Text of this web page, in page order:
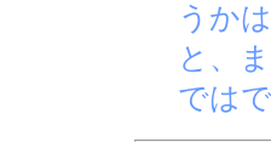
うか
と、
では